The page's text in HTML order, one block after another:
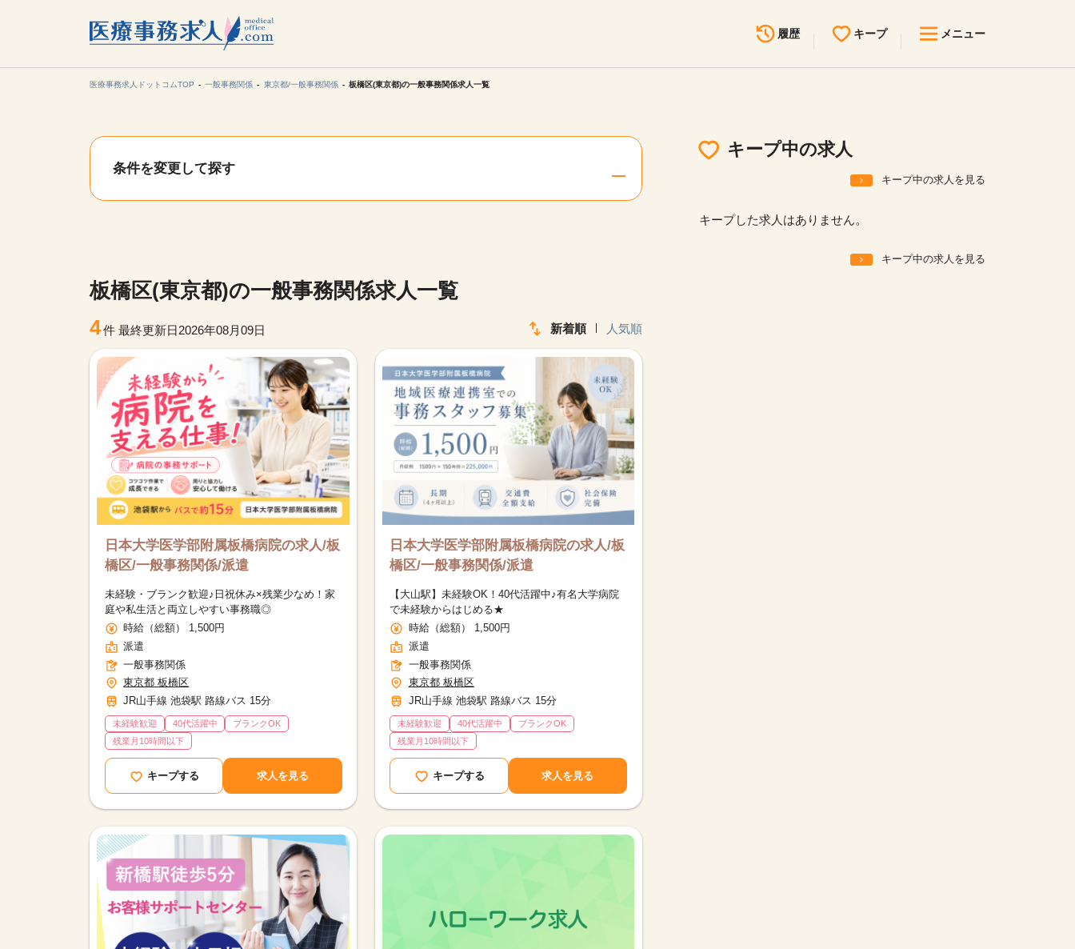
履歴 キープ メニュー
見学会・イベント情報
医療事務求人ドットコムTOP 一般事務関係 東京都/一般事務関係 板橋区(東京都)の一般事務関係求人一覧
条件を変更して探す
板橋区(東京都)の一般事務関係求人一覧
4件 最終更新日2026年08月09日 新着順 人気順
日本大学医学部附属板橋病院の求人/板
橋区/一般事務関係/派遣
未経験・ブランク歓迎♪日祝休み×残業少なめ！家
庭や私生活と両立しやすい事務職◎
時給（総額） 1,500円
派遣
一般事務関係
東京都 板橋区
JR山手線 池袋駅 路線バス 15分
未経験歓迎 40代活躍中
ブランクOK
残業月10時間以下
キープする 求人を見る
日本大学医学部附属板橋病院の求人/板
橋区/一般事務関係/派遣
【大山駅】未経験OK！40代活躍中♪有名大学病院
で未経験からはじめる★
時給（総額） 1,500円
派遣
一般事務関係
東京都 板橋区
JR山手線 池袋駅 路線バス 15分
未経験歓迎 40代活躍中
ブランクOK
残業月10時間以下
キープする 求人を見る
キープ中の求人
キープ中の求人を見る
キープした求人はありません。
キープ中の求人を見る